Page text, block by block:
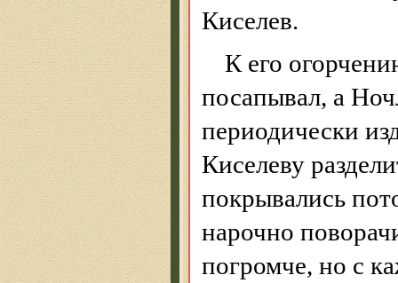
Киселев.
К его
посапывал, а
периодически
Киселеву
покрывались
нарочно
погромче, но с